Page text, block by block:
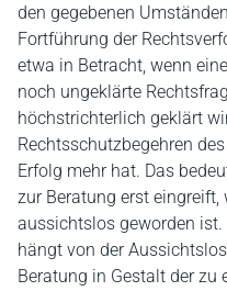
den gegebenen
Fortführung der
etwa in Betracht, wenn
noch ungeklärte
höchstrichterlich geklärt
Rechtsschutzbegehren
Erfolg mehr hat. Das
zur Beratung erst
aussichtslos geworden ist.
hängt von der
Beratung in Gestalt der zu